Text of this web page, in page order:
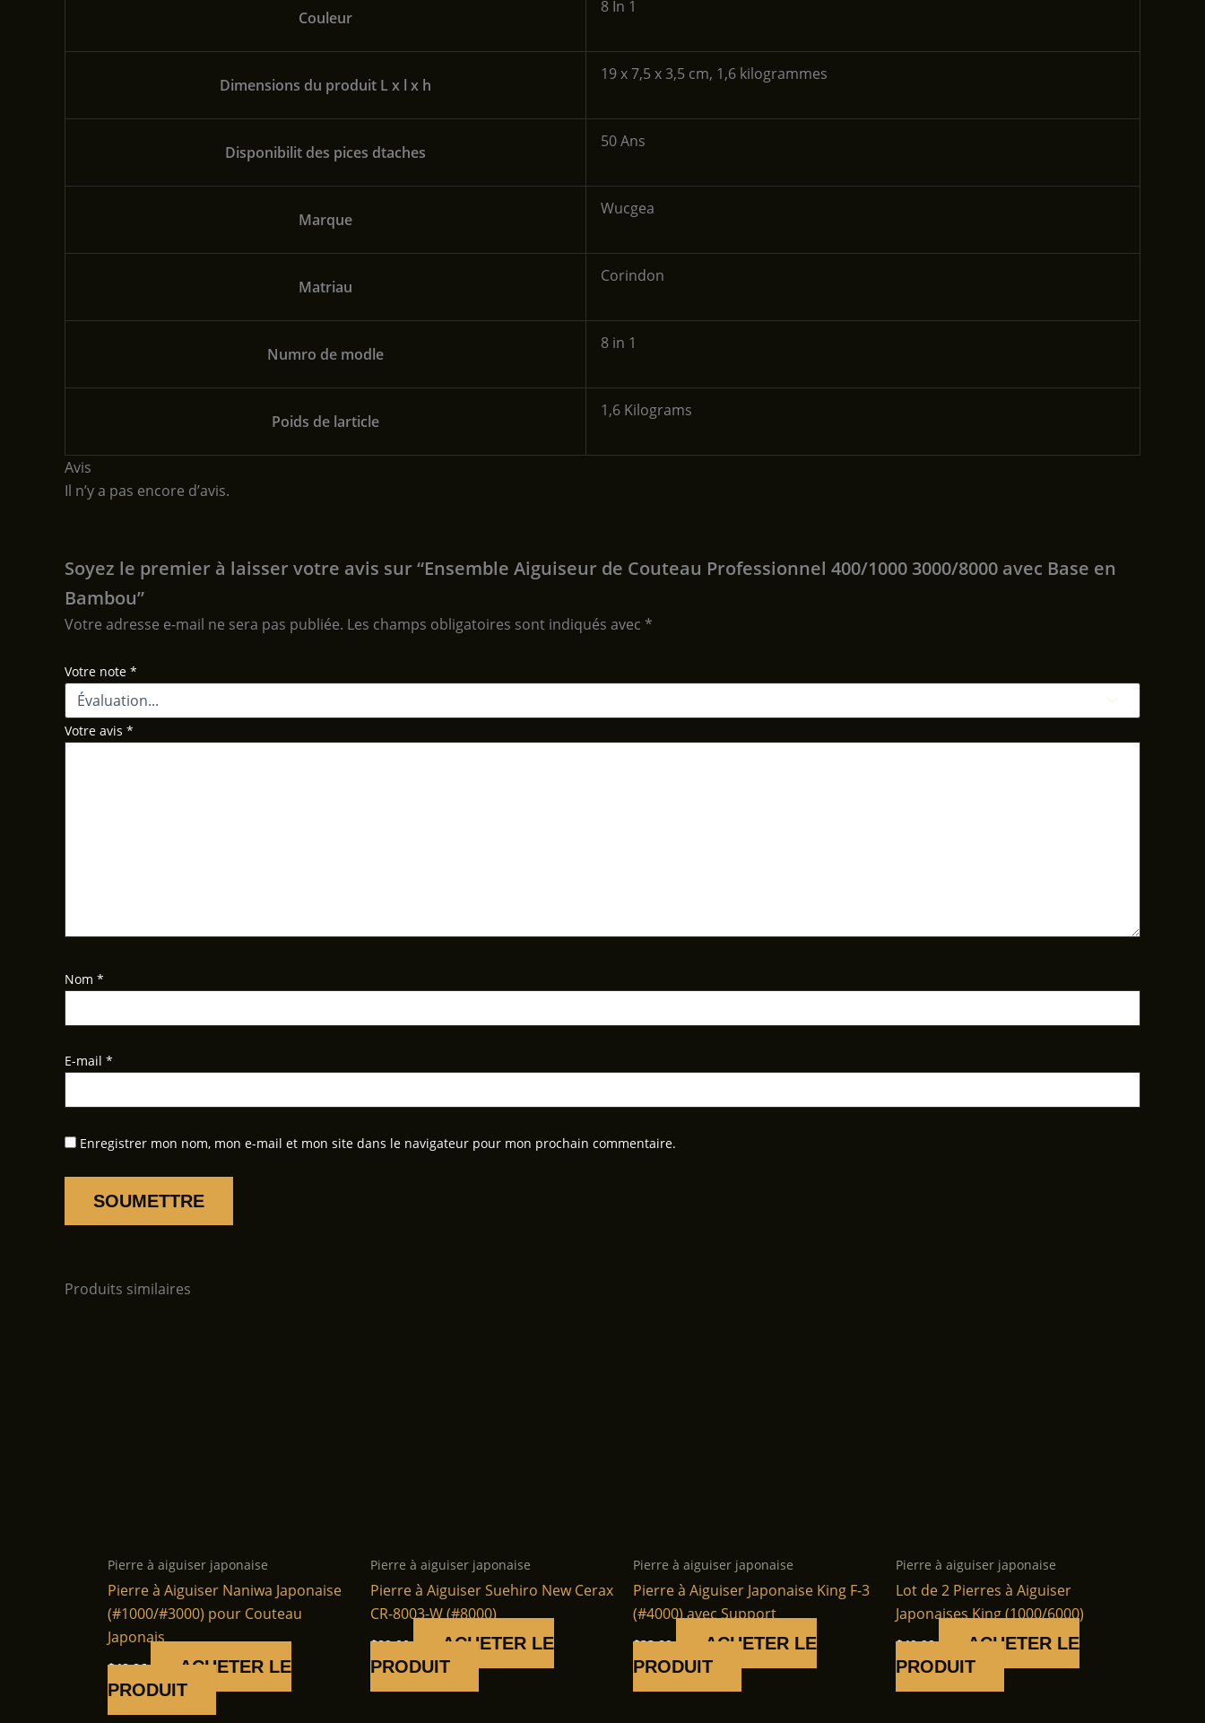
Couleur
‎8 In 1
Dimensions du produit L x l x h
‎19 x 7,5 x 3,5 cm, 1,6 kilogrammes
Disponibilit des pices dtaches
‎50 Ans
Marque
‎Wucgea
Matriau
‎Corindon
Numro de modle
‎8 in 1
Poids de larticle
‎1,6 Kilograms
Avis
Il n’y a pas encore d’avis.
Soyez le premier à laisser votre avis sur “Ensemble Aiguiseur de Couteau Professionnel 400/1000 3000/8000 avec Base en
Bambou”
Votre adresse e-mail ne sera pas publiée. Les champs obligatoires sont indiqués avec *
Votre note *
Votre avis *
Nom *
E-mail *
Enregistrer mon nom, mon e-mail et mon site dans le navigateur pour mon prochain commentaire.
Produits similaires
Pierre à aiguiser japonaise
Pierre à Aiguiser Naniwa Japonaise
(#1000/#3000) pour Couteau
Japonais
$48.86
ACHETER LE
PRODUIT
Pierre à aiguiser japonaise
Pierre à Aiguiser Suehiro New Cerax
CR-8003-W (#8000)
$89.00
ACHETER LE
PRODUIT
Pierre à aiguiser japonaise
Pierre à Aiguiser Japonaise King F-3
(#4000) avec Support
$33.89
ACHETER LE
PRODUIT
Pierre à aiguiser japonaise
Lot de 2 Pierres à Aiguiser
Japonaises King (1000/6000)
$49.99
ACHETER LE
PRODUIT